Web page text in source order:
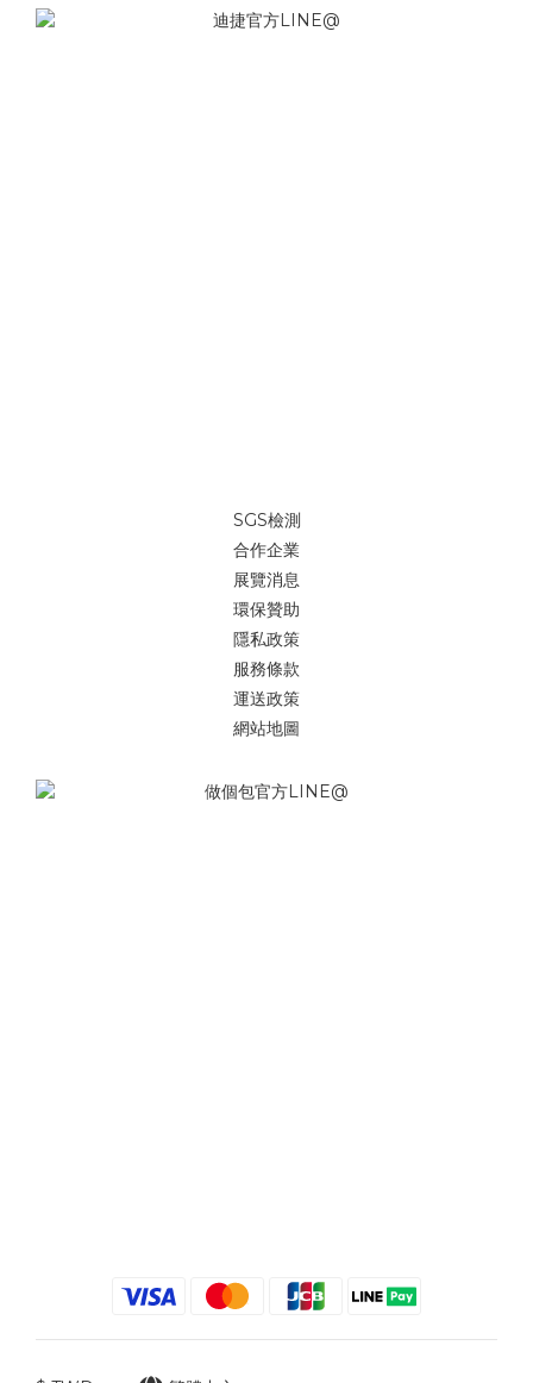
SGS檢測
合作企業
展覽消息
環保贊助
隱私政策
服務條款
運送政策
網站地圖